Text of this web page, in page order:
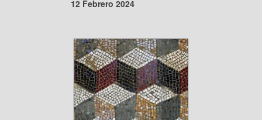
12 Febrero 2024